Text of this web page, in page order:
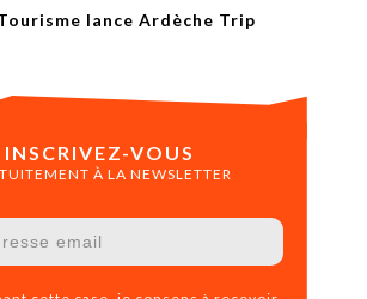
lance Ardèche Trip
INSCRIVEZ-VOUS
À LA NEWSLETTER